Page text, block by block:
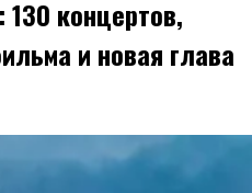
концертов,
и новая глава